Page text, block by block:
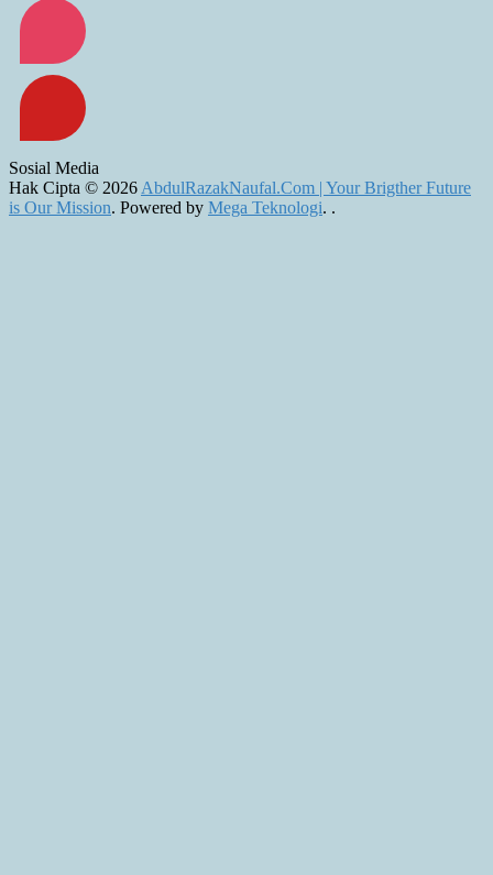
Sosial Media
Hak Cipta © 2026 AbdulRazakNaufal.Com | Your Brigther Future
is Our Mission. Powered by Mega Teknologi. .